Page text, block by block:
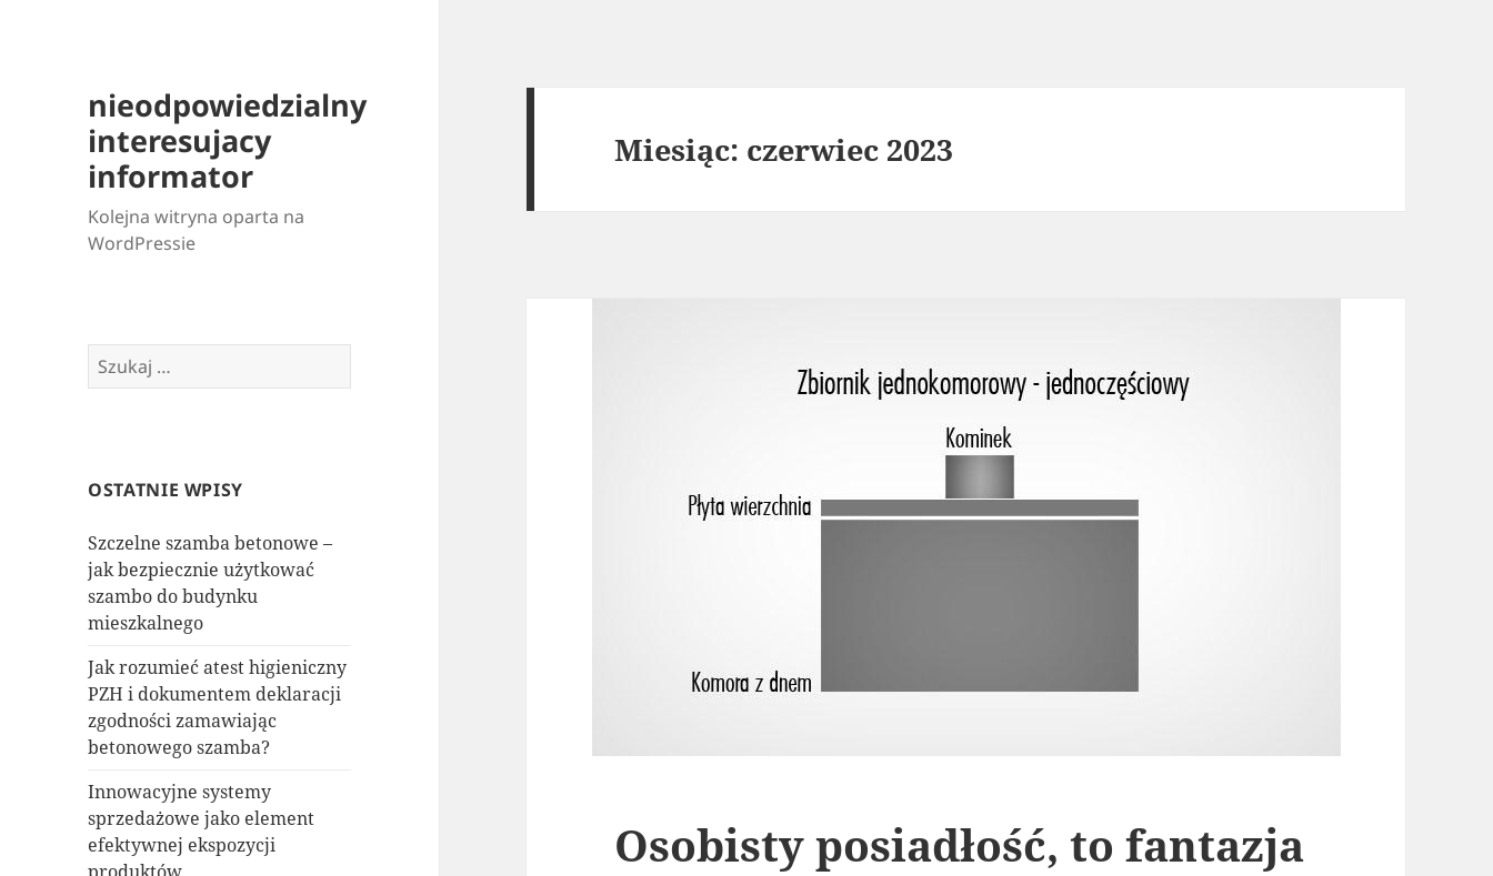
nieodpowiedzialny
interesujacy
informator
Kolejna witryna oparta na
WordPressie
Szukaj:
OSTATNIE WPISY
Szczelne szamba betonowe –
jak bezpiecznie użytkować
szambo do budynku
mieszkalnego
Jak rozumieć atest higieniczny
PZH i dokumentem deklaracji
zgodności zamawiając
betonowego szamba?
Innowacyjne systemy
sprzedażowe jako element
efektywnej ekspozycji
Miesiąc: czerwiec 2023
Osobisty posiadłość, to fantazja